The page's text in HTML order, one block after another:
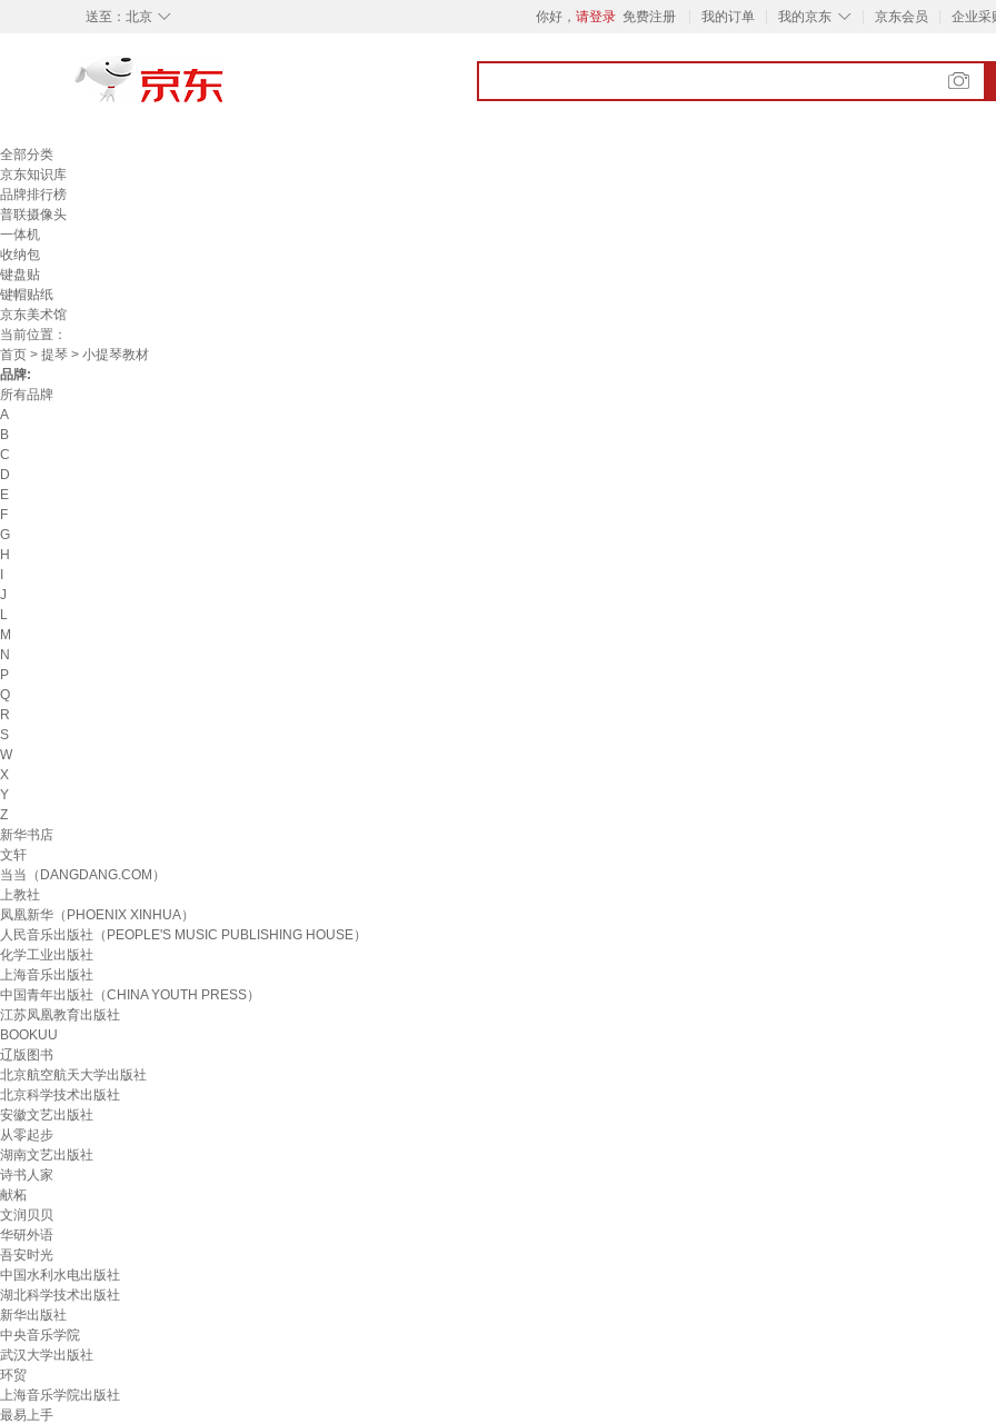
◇
送至： 北京 你好， 请登录 免费注册 我的订单 ◇
我的京东 京东会员 企业采
全部分类
京东知识库
品牌排行榜
普联摄像头
一体机
收纳包
键盘贴
键帽贴纸
京东美术馆
当前位置：
首页 > 提琴 > 小提琴教材
品牌:
所有品牌
A
B
C
D
E
F
G
H
J
L
M
N
P
Q
R
S
W
X
Y
Z
新华书店
文轩
当当（DANGDANG.COM）
上教社
凤凰新华（PHOENIX XINHUA）
人民音乐出版社（PEOPLE'S MUSIC PUBLISHING HOUSE）
化学工业出版社
上海音乐出版社
中国青年出版社（CHINA YOUTH PRESS）
江苏凤凰教育出版社
BOOKUU
辽版图书
北京航空航天大学出版社
北京科学技术出版社
安徽文艺出版社
从零起步
湖南文艺出版社
诗书人家
献柘
文润贝贝
华研外语
吾安时光
中国水利水电出版社
湖北科学技术出版社
新华出版社
中央音乐学院
武汉大学出版社
环贸
上海音乐学院出版社
最易上手